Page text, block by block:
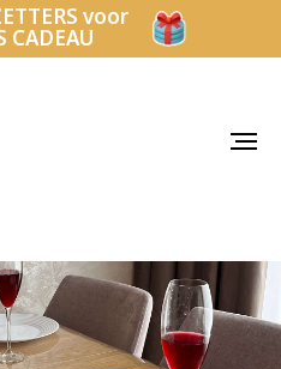
voor
CADEAU